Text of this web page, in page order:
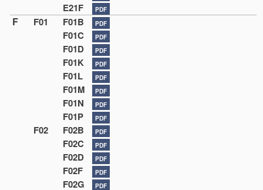
E21F PDF
F F01 F01B PDF
F01C PDF
F01D PDF
F01K PDF
F01L PDF
F01M PDF
F01N PDF
F01P PDF
F02 F02B PDF
F02C PDF
F02D PDF
F02F PDF
F02G PDF